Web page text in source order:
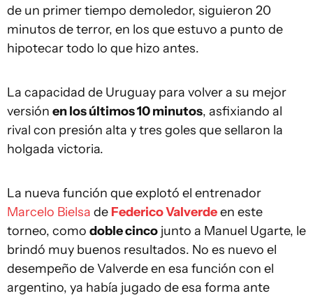
de un primer tiempo demoledor, siguieron 20
minutos de terror, en los que estuvo a punto de
hipotecar todo lo que hizo antes.
La capacidad de Uruguay para volver a su mejor
versión en los últimos 10 minutos, asfixiando al
rival con presión alta y tres goles que sellaron la
holgada victoria.
La nueva función que explotó el entrenador
Marcelo Bielsa de Federico Valverdeen este
torneo, como doble cinco junto a Manuel Ugarte, le
brindó muy buenos resultados. No es nuevo el
desempeño de Valverde en esa función con el
argentino, ya había jugado de esa forma ante